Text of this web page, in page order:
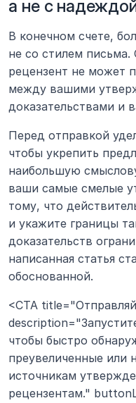
а не с
В конечном счете,
не со стилем письма.
рецензент не может
между вашими
доказательствами и
Перед отправкой
чтобы укрепить
наибольшую
ваши самые смелые
тому, что
и укажите границы
доказательств
написанная статья
обоснованной.
<CTA
чтобы быстро
преувеличенные или
источникам
рецензентам."